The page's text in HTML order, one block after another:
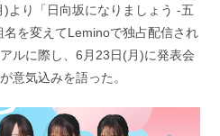
より「日向坂になりましょう -五
を変えてLeminoで独占配信され
ルに際し、6月23日(月)に発表会
意気込みを語った。